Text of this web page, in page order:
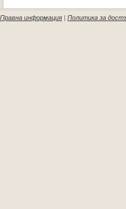
Правна информация | Политика за